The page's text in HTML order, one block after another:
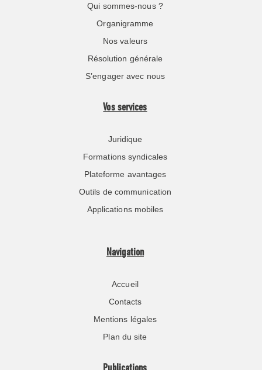
Qui sommes-nous ?
Organigramme
Nos valeurs
Résolution générale
S’engager avec nous
Vos services
Juridique
Formations syndicales
Plateforme avantages
Outils de communication
Applications mobiles
Navigation
Accueil
Contacts
Mentions légales
Plan du site